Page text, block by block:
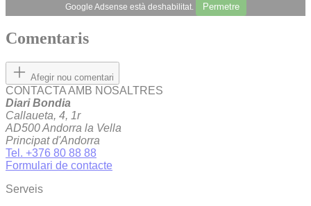
Google Adsense està deshabilitat. Permetre
Comentaris
Afegir nou comentari
CONTACTA AMB NOSALTRES
Diari Bondia
Callaueta, 4, 1r
AD500 Andorra la Vella
Principat d'Andorra
Tel. +376 80 88 88
Formulari de contacte
Serveis